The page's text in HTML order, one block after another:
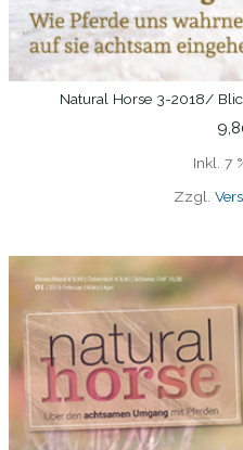
IN DEN
Natural Horse 3-2018/
Inkl. 7
Zzgl.